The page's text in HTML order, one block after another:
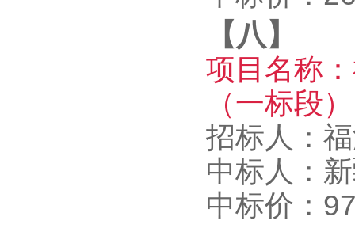
【八】
项目名称：
（一标段
招标人：
中标人：
中标价：